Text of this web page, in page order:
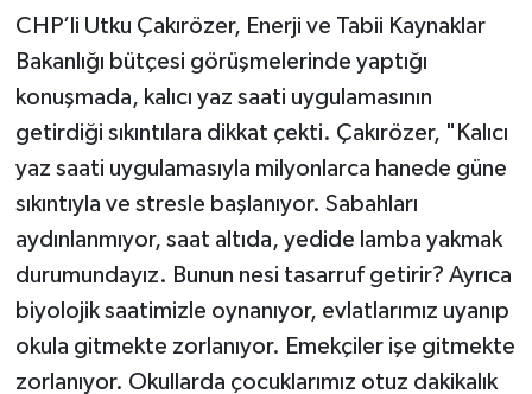
CHP’li Utku Çakırözer, Enerji ve Tabii Kaynaklar
Bakanlığı bütçesi görüşmelerinde yaptığı
konuşmada, kalıcı yaz saati uygulamasının
getirdiği sıkıntılara dikkat çekti. Çakırözer, "Kalıcı
yaz saati uygulamasıyla milyonlarca hanede güne
sıkıntıyla ve stresle başlanıyor. Sabahları
aydınlanmıyor, saat altıda, yedide lamba yakmak
durumundayız. Bunun nesi tasarruf getirir? Ayrıca
biyolojik saatimizle oynanıyor, evlatlarımız uyanıp
okula gitmekte zorlanıyor. Emekçiler işe gitmekte
zorlanıyor. Okullarda çocuklarımız otuz dakikalık